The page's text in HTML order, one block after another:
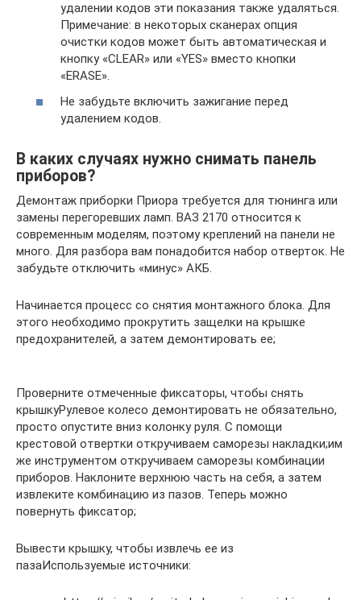
удалении кодов эти показания также удаляться.
Примечание: в некоторых сканерах опция
очистки кодов может быть автоматическая и
кнопку «CLEAR» или «YES» вместо кнопки
«ERASE».
Не забудьте включить зажигание перед
удалением кодов.
В каких случаях нужно снимать панель
приборов?
Демонтаж приборки Приора требуется для тюнинга или
замены перегоревших ламп. ВАЗ 2170 относится к
современным моделям, поэтому креплений на панели не
много. Для разбора вам понадобится набор отверток. Не
забудьте отключить «минус» АКБ.
Начинается процесс со снятия монтажного блока. Для
этого необходимо прокрутить защелки на крышке
предохранителей, а затем демонтировать ее;
Проверните отмеченные фиксаторы, чтобы снять
крышкуРулевое колесо демонтировать не обязательно,
просто опустите вниз колонку руля. С помощи
крестовой отвертки откручиваем саморезы накладки;им
же инструментом откручиваем саморезы комбинации
приборов. Наклоните верхнюю часть на себя, а затем
извлеките комбинацию из пазов. Теперь можно
повернуть фиксатор;
Вывести крышку, чтобы извлечь ее из
пазаИспользуемые источники: